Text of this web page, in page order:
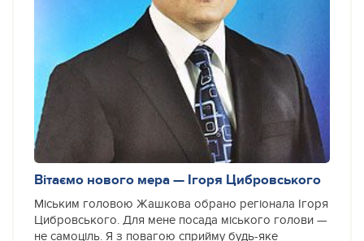
Вітаємо нового мера — Ігоря Цибровського
Міським головою Жашкова обрано регіонала Ігоря
Цибровського. Для мене посада міського голови —
не самоціль. Я з повагою сприйму будь-яке